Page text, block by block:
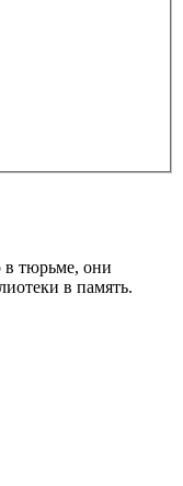
в тюрьме, они
в память.